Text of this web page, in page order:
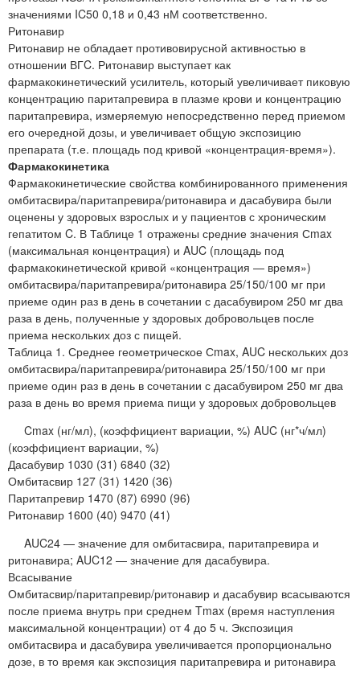
значениями IC50 0,18 и 0,43 нМ соответственно.
Ритонавир
Ритонавир не обладает противовирусной активностью в
отношении ВГC. Ритонавир выступает как
фармакокинетический усилитель, который увеличивает пиковую
концентрацию паритапревира в плазме крови и концентрацию
паритапревира, измеряемую непосредственно перед приемом
его очередной дозы, и увеличивает общую экспозицию
препарата (т.е. площадь под кривой «концентрация-время»).
Фармакокинетика
Фармакокинетические свойства комбинированного применения
омбитасвира/паритапревира/ритонавира и дасабувира были
оценены у здоровых взрослых и у пациентов с хроническим
гепатитом C. В Таблице 1 отражены средние значения Сmax
(максимальная концентрация) и AUC (площадь под
фармакокинетической кривой «концентрация — время»)
омбитасвира/паритапревира/ритонавира 25/150/100 мг при
приеме один раз в день в сочетании с дасабувиром 250 мг два
раза в день, полученные у здоровых добровольцев после
приема нескольких доз с пищей.
Таблица 1. Среднее геометрическое Сmax, AUC нескольких доз
омбитасвира/паритапревира/ритонавира 25/150/100 мг при
приеме один раз в день в сочетании с дасабувиром 250 мг два
раза в день во время приема пищи у здоровых добровольцев
Cmax (нг/мл), (коэффициент вариации, %) AUC (нг*ч/мл)
(коэффициент вариации, %)
Дасабувир 1030 (31) 6840 (32)
Омбитасвир 127 (31) 1420 (36)
Паритапревир 1470 (87) 6990 (96)
Ритонавир 1600 (40) 9470 (41)
AUC24 — значение для омбитасвира, паритапревира и
ритонавира; AUC12 — значение для дасабувира.
Всасывание
Омбитасвир/паритапревир/ритонавир и дасабувир всасываются
после приема внутрь при среднем Tmax (время наступления
максимальной концентрации) от 4 до 5 ч. Экспозиция
омбитасвира и дасабувира увеличивается пропорционально
дозе, в то время как экспозиция паритапревира и ритонавира